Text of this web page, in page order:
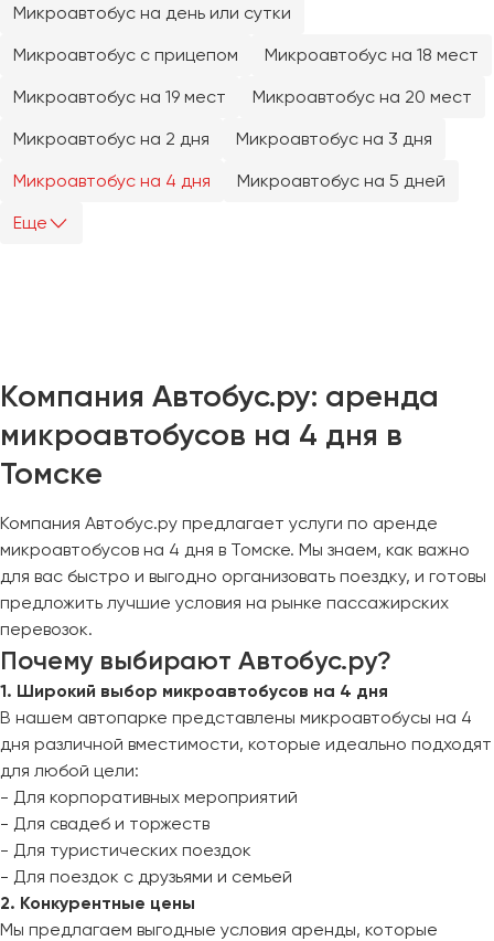
Микроавтобус на день или сутки
Микроавтобус с прицепом
Микроавтобус на 18 мест
Микроавтобус на 19 мест
Микроавтобус на 20 мест
Микроавтобус на 2 дня
Микроавтобус на 3 дня
Микроавтобус на 4 дня
Микроавтобус на 5 дней
Еще
Компания Автобус.ру: аренда
микроавтобусов на 4 дня в
Томске
Компания Автобус.ру предлагает услуги по аренде
микроавтобусов на 4 дня в Томске. Мы знаем, как важно
для вас быстро и выгодно организовать поездку, и готовы
предложить лучшие условия на рынке пассажирских
перевозок.
Почему выбирают Автобус.ру?
1. Широкий выбор микроавтобусов на 4 дня
В нашем автопарке представлены микроавтобусы на 4
дня различной вместимости, которые идеально подходят
для любой цели:
- Для корпоративных мероприятий
- Для свадеб и торжеств
- Для туристических поездок
- Для поездок с друзьями и семьей
2. Конкурентные цены
Мы предлагаем выгодные условия аренды, которые
Челябинск
Якутск
Ярославль